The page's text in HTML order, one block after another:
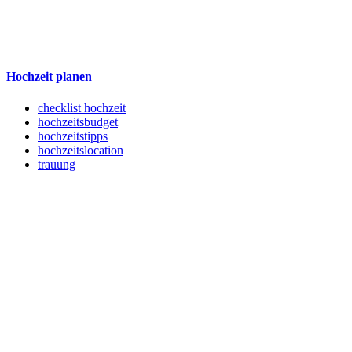
Hochzeit planen
checklist hochzeit
hochzeitsbudget
hochzeitstipps
hochzeitslocation
trauung